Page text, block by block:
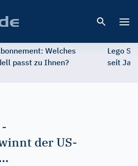
Welches
passt zu Ihnen?
Lego
seit
-
der US-